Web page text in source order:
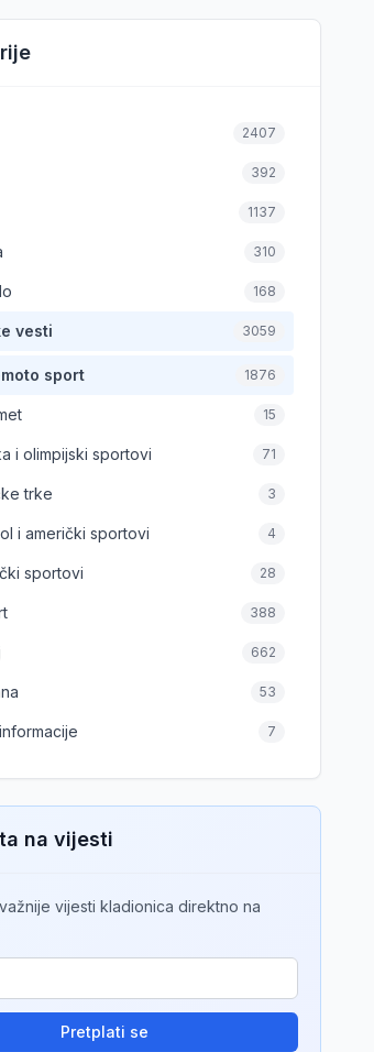
2407
392
1137
310
168
vesti 3059
sport 1876
15
i olimpijski sportovi 71
trke 3
i američki sportovi 4
sportovi 28
388
662
53
7
na vijesti
vijesti kladionica direktno na
Pretplati se